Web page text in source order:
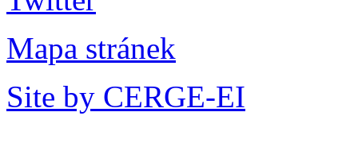
Mapa stránek
Site by CERGE-EI